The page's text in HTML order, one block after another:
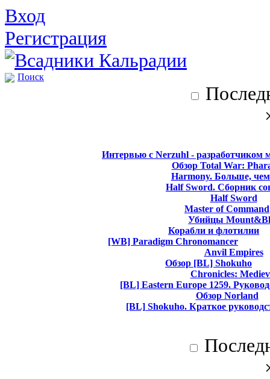
Вход
Регистрация
Поиск
Интервью с Nerzuhl - разработчиком
Обзор Total War:
Harmony. Больше,
Half Sword. Сборник
Half Sword
Master of Command
Убийцы
Корабли и флотилии
[WB] Paradigm Chronomancer
Anvil Empires
Обзор [BL] Shokuho
Chronicles:
[BL] Eastern Europe 1259.
Обзор Norland
[BL] Shokuho. Краткое